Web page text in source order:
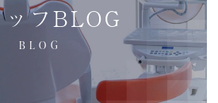
フBLOG
BLOG